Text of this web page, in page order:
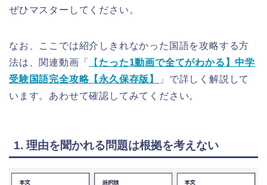
ぜひマスターしてください。
なお、ここでは紹介しきれなかった国語を攻略する方
法は、関連動画「
【 たった1動画で全てがわかる】中学
受験国語完全攻略【永久保存版】
」で詳しく解説して
います。あわせて確認してみてください。
1. 理由を聞かれる問題は根拠を考えない